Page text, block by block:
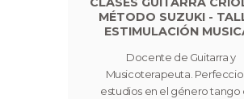
MÉTODO SUZUKI -
ESTIMULACIÓN
Docente de Guitarra y
Musicoterapeuta.
estudios en el género tango